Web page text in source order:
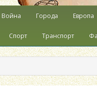
Война Города Европа
Спорт Транспорт